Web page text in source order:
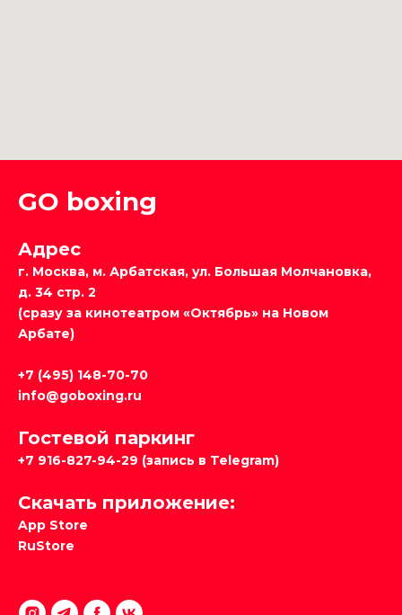
GO boxing
Адрес
г. Москва, м. Арбатская, ул. Большая Молчановка,
д. 34 стр. 2
(сразу за кинотеатром «Октябрь» на Новом
Арбате)
+7 (495) 148-70-70
info@goboxing.ru
Гостевой паркинг
+7 916-827-94-29 (запись в Telegram)
Скачать приложение:
App Store
RuStore